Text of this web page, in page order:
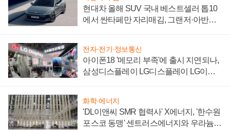
현대차 올해 SUV 국내 베스트셀러 톱10
에서 싼타페만 자리매김, 그랜저·아반떼
전자·전기·정보통신
아이폰18 '메모리 부족'에 출시 지연되나,
삼성디스플레이 LG디스플레이 LG이노
화학·에너지
'DL이앤씨 SMR 협력사' X에너지, '한수원
포스코 동맹' 센트러스에너지와 우라늄